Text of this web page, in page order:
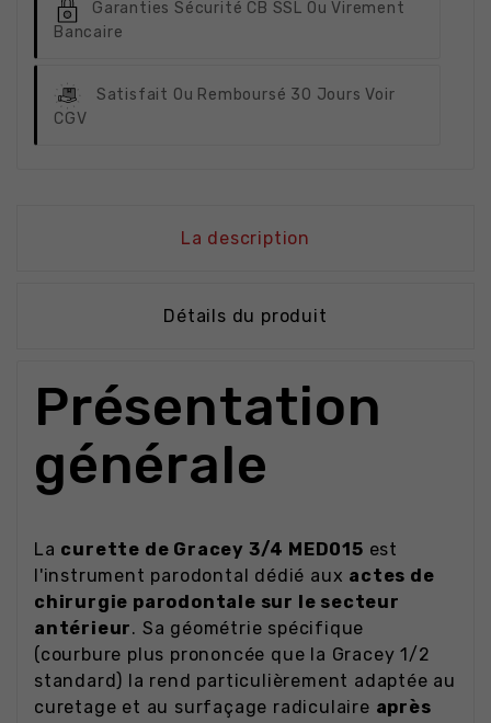
Garanties Sécurité CB SSL Ou Virement
Bancaire
Satisfait Ou Remboursé 30 Jours Voir
CGV
La description
Détails du produit
Présentation
générale
La curette de Gracey 3/4 MED015 est
l'instrument parodontal dédié aux actes de
chirurgie parodontale sur le secteur
antérieur. Sa géométrie spécifique
(courbure plus prononcée que la Gracey 1/2
standard) la rend particulièrement adaptée au
curetage et au surfaçage radiculaire après